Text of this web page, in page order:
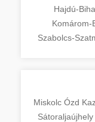
Hajdú-
Komárom-
Szabolcs-
Miskolc Ózd
Sátoraljaújhely